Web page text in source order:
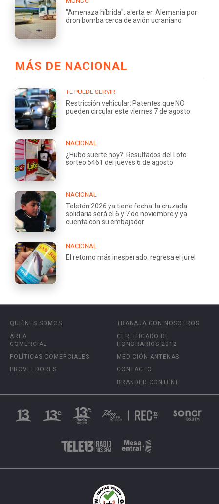
"Amenaza híbrida": alerta en Alemania por
dron bomba cerca de avión ucraniano
MÁS DE NACIONAL
TE PUEDE SERVIR
Restricción vehicular: Patentes que NO
pueden circular este viernes 7 de agosto
NACIONAL
¿Hubo suerte hoy?: Resultados del Loto
sorteo 5461 del jueves 6 de agosto
NACIONAL
Teletón 2026 ya tiene fecha: la cruzada
solidaria será el 6 y 7 de noviembre y ya
cuenta con su embajador
NACIONAL
El retorno más inesperado: regresa el jurel
QUIÉNES SOMOS
ÁREA
COMERCIAL
POLÍTICAS COMERCIALES
PROVEEDORES
TRABAJA CON NOSOTROS
CERTIFICADO DE
HONORARIOS 2012
MEDICIÓN ANTENAS
CONTACTO
BRANDED CONTENT